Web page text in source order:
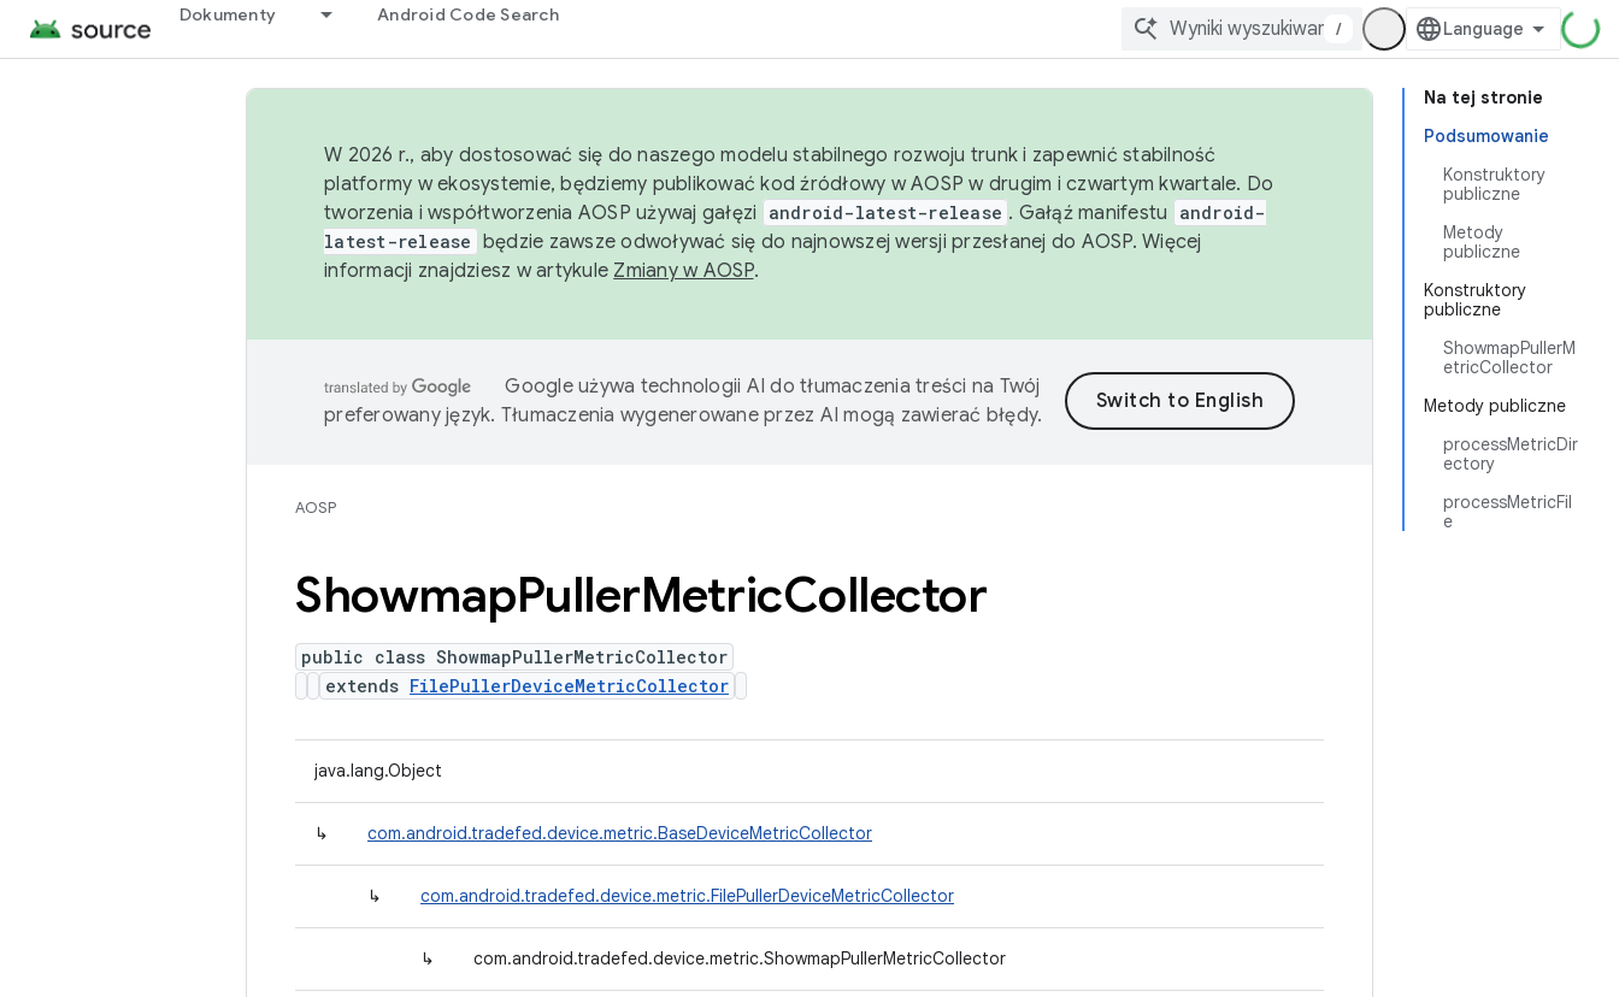
Dokumenty Android Code Search
/
Na tej stronie
Podsumowanie
Konstruktory
publiczne
Metody
publiczne
Konstruktory
publiczne
ShowmapPullerM
etricCollector
Metody publiczne
processMetricDir
ectory
processMetricFil
e
W 2026 r., aby dostosować się do naszego modelu stabilnego rozwoju trunk i zapewnić stabilność
platformy w ekosystemie, będziemy publikować kod źródłowy w AOSP w drugim i czwartym kwartale. Do
tworzenia i współtworzenia AOSP używaj gałęzi
android-latest-release . Gałąź manifestu
android-
latest-release będzie zawsze odwoływać się do najnowszej wersji przesłanej do AOSP. Więcej
informacji znajdziesz w artykule Zmiany w AOSP.
Google używa technologii AI do tłumaczenia treści na Twój
preferowany język. Tłumaczenia wygenerowane przez AI mogą zawierać błędy.
AOSP
ShowmapPullerMetricCollector
public class ShowmapPullerMetricCollector
extends FilePullerDeviceMetricCollector
java.lang.Object
↳ com.android.tradefed.device.metric.BaseDeviceMetricCollector
↳ com.android.tradefed.device.metric.FilePullerDeviceMetricCollector
↳ com.android.tradefed.device.metric.ShowmapPullerMetricCollector